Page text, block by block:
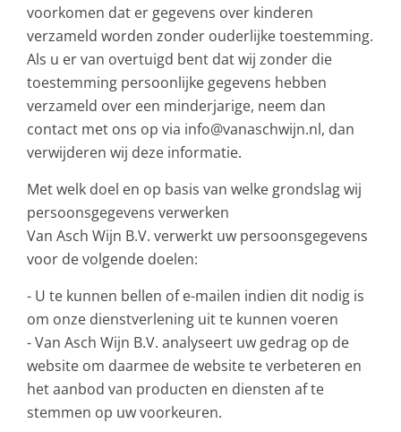
voorkomen dat er gegevens over kinderen
verzameld worden zonder ouderlijke toestemming.
Als u er van overtuigd bent dat wij zonder die
toestemming persoonlijke gegevens hebben
verzameld over een minderjarige, neem dan
contact met ons op via info@vanaschwijn.nl, dan
verwijderen wij deze informatie.
Met welk doel en op basis van welke grondslag wij
persoonsgegevens verwerken
Van Asch Wijn B.V. verwerkt uw persoonsgegevens
voor de volgende doelen:
- U te kunnen bellen of e-mailen indien dit nodig is
om onze dienstverlening uit te kunnen voeren
- Van Asch Wijn B.V. analyseert uw gedrag op de
website om daarmee de website te verbeteren en
het aanbod van producten en diensten af te
stemmen op uw voorkeuren.